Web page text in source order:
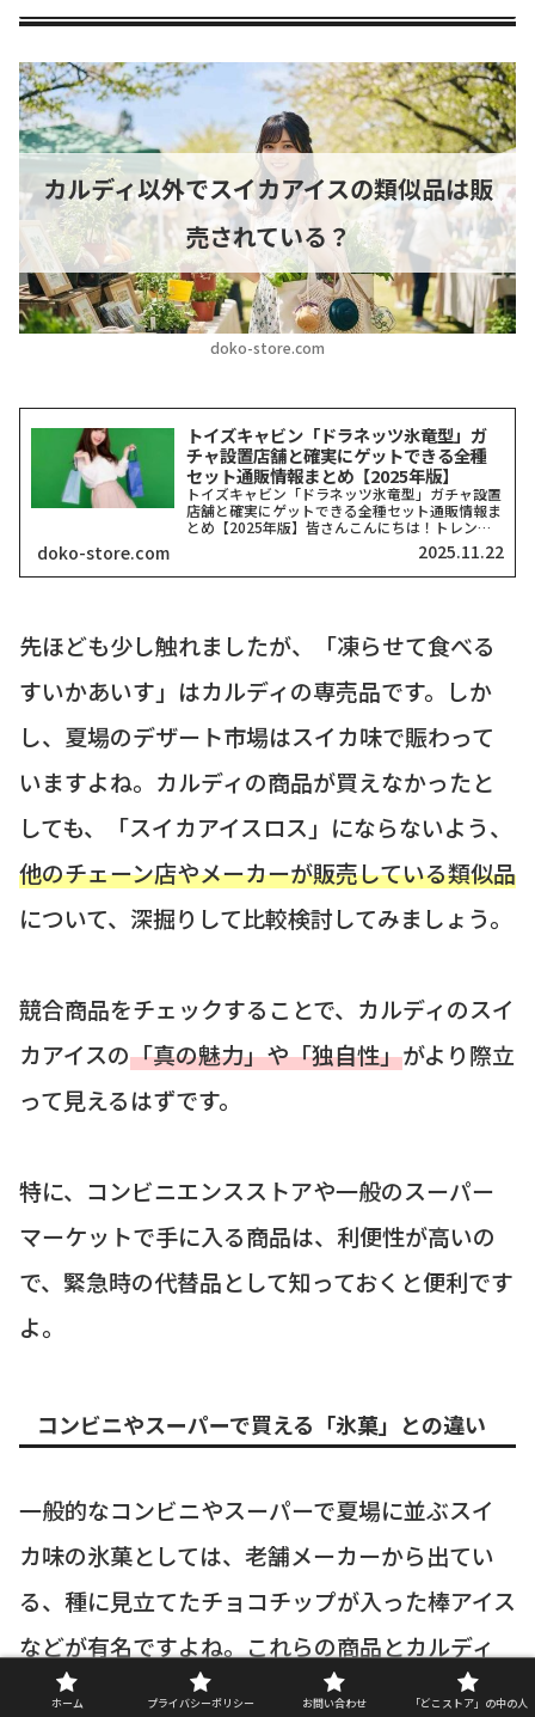
doko-store.com
カルディ以外でスイカアイスの類似品は販
売されている？
トイズキャビン「ドラネッツ氷竜型」ガ
チャ設置店舗と確実にゲットできる全種
セット通販情報まとめ【2025年版】
トイズキャビン「ドラネッツ氷竜型」ガチャ設置
店舗と確実にゲットできる全種セット通販情報ま
とめ【2025年版】皆さんこんにちは！トレンド
を探求する筆者「どこストア」です！今回ご紹介
するのは、カプセルトイ業界で今、最も注目を集
めていると言っても...
doko-store.com 2025.11.22
先ほども少し触れましたが、「凍らせて食べる
すいかあいす」はカルディの専売品です。しか
し、夏場のデザート市場はスイカ味で賑わって
いますよね。カルディの商品が買えなかったと
しても、「スイカアイスロス」にならないよう、
他のチェーン店やメーカーが販売している類似品
について、深掘りして比較検討してみましょう。
競合商品をチェックすることで、カルディのスイ
カアイスの「真の魅力」や「独自性」がより際立
って見えるはずです。
特に、コンビニエンスストアや一般のスーパー
マーケットで手に入る商品は、利便性が高いの
で、緊急時の代替品として知っておくと便利です
よ。
コンビニやスーパーで買える「氷菓」との違い
一般的なコンビニやスーパーで夏場に並ぶスイ
カ味の氷菓としては、老舗メーカーから出てい
る、種に見立てたチョコチップが入った棒アイス
などが有名ですよね。これらの商品とカルディ
のスイカアイスには、決定的な違いがあります。
ホーム プライバシーポリシー お問い合わせ 「どこストア」の中の人